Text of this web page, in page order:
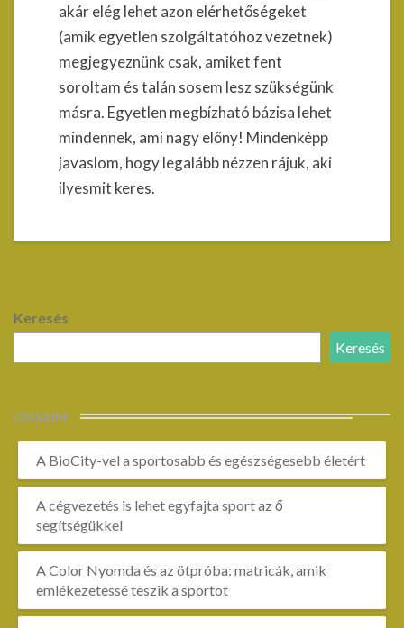
akár elég lehet azon elérhetőségeket
(amik egyetlen szolgáltatóhoz vezetnek)
megjegyeznünk csak, amiket fent
soroltam és talán sosem lesz szükségünk
másra. Egyetlen megbízható bázisa lehet
mindennek, ami nagy előny! Mindenképp
javaslom, hogy legalább nézzen rájuk, aki
ilyesmit keres.
Keresés
Keresés
CIKKEIM
A BioCity-vel a sportosabb és egészségesebb életért
A cégvezetés is lehet egyfajta sport az ő
segítségükkel
A Color Nyomda és az ötpróba: matricák, amik
emlékezetessé teszik a sportot